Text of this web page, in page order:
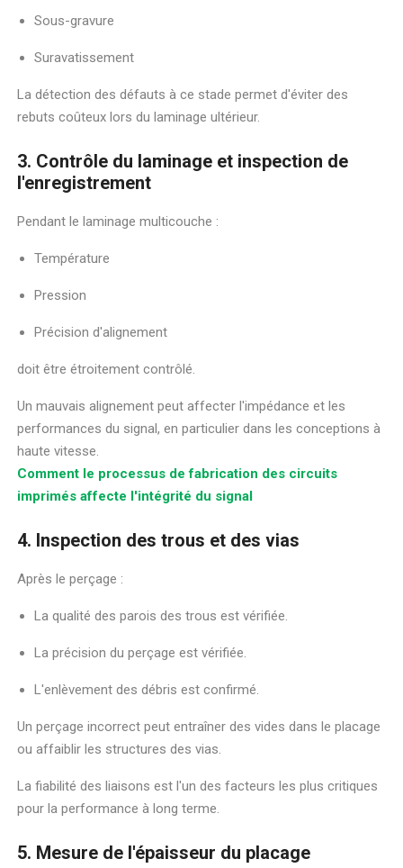
Sous-gravure
Suravatissement
La détection des défauts à ce stade permet d'éviter des
rebuts coûteux lors du laminage ultérieur.
3. Contrôle du laminage et inspection de
l'enregistrement
Pendant le laminage multicouche :
Température
Pression
Précision d'alignement
doit être étroitement contrôlé.
Un mauvais alignement peut affecter l'impédance et les
performances du signal, en particulier dans les conceptions à
haute vitesse.
Comment le processus de fabrication des circuits
imprimés affecte l'intégrité du signal
4. Inspection des trous et des vias
Après le perçage :
La qualité des parois des trous est vérifiée.
La précision du perçage est vérifiée.
L'enlèvement des débris est confirmé.
Un perçage incorrect peut entraîner des vides dans le placage
ou affaiblir les structures des vias.
La fiabilité des liaisons est l'un des facteurs les plus critiques
pour la performance à long terme.
5. Mesure de l'épaisseur du placage